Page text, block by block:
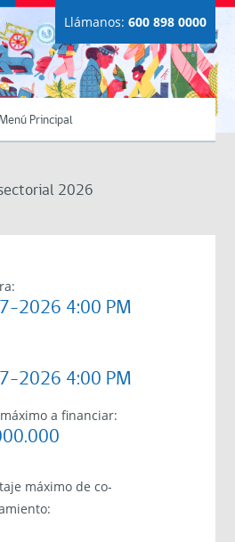
Llámanos: 600 898 0000
Menú Principal
2026
2026 4:00 PM
2026 4:00 PM
a financiar:
máximo de co-